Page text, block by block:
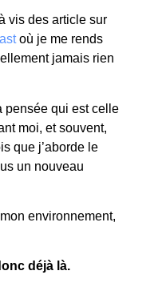
vis des article sur
où je me rends
jamais rien
pensée qui est celle
moi, et souvent,
que j’aborde le
un nouveau
environnement,
déjà là.